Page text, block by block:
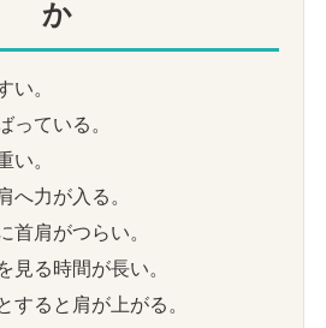
か
い。
っている。
い。
へ力が入る。
首肩がつらい。
見る時間が長い。
すると肩が上がる。